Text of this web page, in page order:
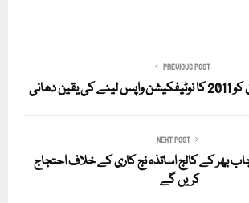
PREVIOUS POST
دھانی
NEXT POST
بھر کے کالج اساتذہ نج کاری کے خلاف احتجاج
کریں گے